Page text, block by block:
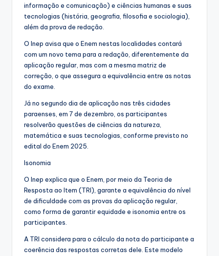
informação e comunicação) e ciências humanas e suas
tecnologias (história, geografia, filosofia e sociologia),
além da prova de redação.
O Inep avisa que o Enem nestas localidades contará
com um novo tema para a redação, diferentemente da
aplicação regular, mas com a mesma matriz de
correção, o que assegura a equivalência entre as notas
do exame.
Já no segundo dia de aplicação nas três cidades
paraenses, em 7 de dezembro, os participantes
resolverão questões de ciências da natureza,
matemática e suas tecnologias, conforme previsto no
edital do Enem 2025.
Isonomia
O Inep explica que o Enem, por meio da Teoria de
Resposta ao Item (TRI), garante a equivalência do nível
de dificuldade com as provas da aplicação regular,
como forma de garantir equidade e isonomia entre os
participantes.
A TRI considera para o cálculo da nota do participante a
coerência das respostas corretas dele. Este modelo